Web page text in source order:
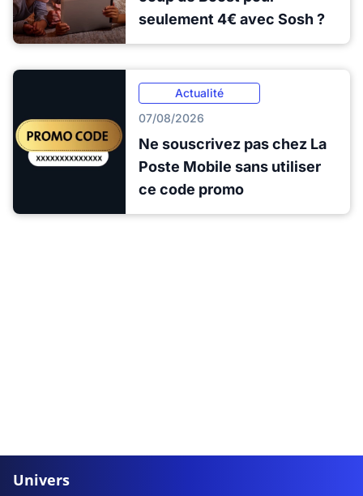
seulement 4€ avec Sosh ?
Actualité
07/08/2026
Ne souscrivez pas chez La
Poste Mobile sans utiliser
ce code promo
Univers